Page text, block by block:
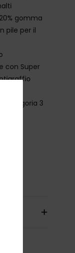
gomma
pile per il
con Super
categoria 3